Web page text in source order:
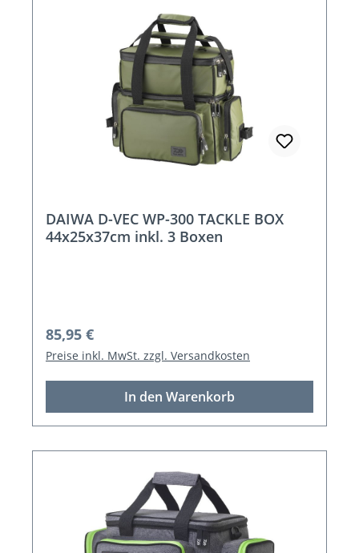
DAIWA D-VEC WP-300 TACKLE BOX
44x25x37cm inkl. 3 Boxen
Regulärer Preis:
85,95 €
Preise inkl. MwSt. zzgl. Versandkosten
In den Warenkorb